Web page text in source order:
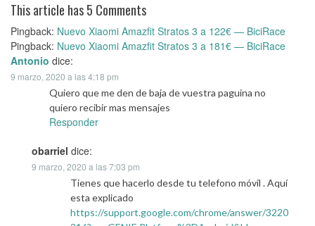
This article has 5 Comments
Pingback: Nuevo Xiaomi Amazfit Stratos 3 a 122€ — BiciRace
Pingback: Nuevo Xiaomi Amazfit Stratos 3 a 181€ — BiciRace
Antonio dice:
9 marzo, 2020 a las 4:18 pm
Quiero que me den de baja de vuestra paguina no
quiero recibir mas mensajes
Responder
obarriel dice:
9 marzo, 2020 a las 7:03 pm
Tienes que hacerlo desde tu telefono móvil . Aquí
esta explicado
https://support.google.com/chrome/answer/3220